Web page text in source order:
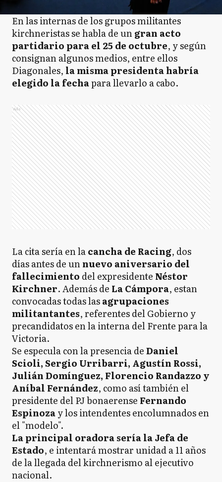
En las internas de los grupos militantes
kirchneristas se habla de ungran acto
partidario para el 25 de octubre, y según
consignan algunos medios, entre ellos
Diagonales, la misma presidenta habría
elegido la fechapara llevarlo a cabo.
Ads
La cita sería en lacancha de Racing, dos
días antes de unnuevo aniversario del
fallecimiento del expresidente Néstor
Kirchner. Además de La Cámpora, estan
convocadas todas lasagrupaciones
militantantes, referentes del Gobierno y
precandidatos en la interna del Frente para la
Victoria.
Se especula con la presencia deDaniel
Scioli, Sergio Urribarri, Agustín Rossi,
Julián Domínguez, Florencio Randazzo y
Aníbal Fernández, como así también el
presidente del PJ bonaerense Fernando
Espinozay los intendentes encolumnados en
el "modelo".
La principal oradora sería la Jefa de
Estado, e intentará mostrar unidad a 11 años
de la llegada del kirchnerismo al ejecutivo
nacional.